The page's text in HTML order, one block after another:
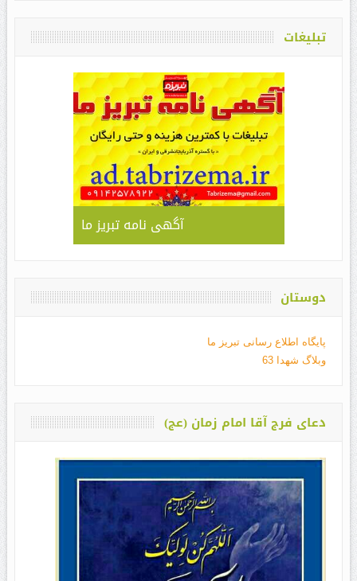
تبلیغات
آگهی نامه تبریز ما
دوستان
پایگاه اطلاع رسانی تبریز ما
وبلاگ شهدا 63
دعای فرج آقا امام زمان (عج)